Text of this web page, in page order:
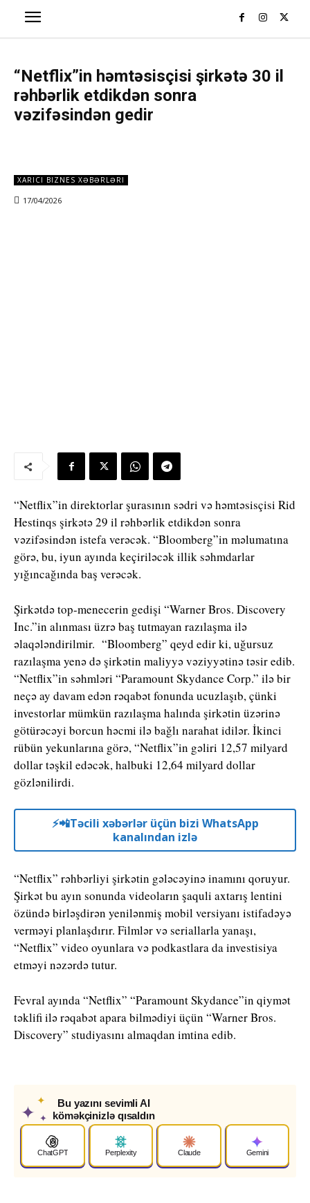
“Netflix”in həmtəsisçisi şirkətə 30 il
rəhbərlik etdikdən sonra
vəzifəsindən gedir
XARICI BIZNES XƏBƏRLƏRI
17/04/2026
“Netflix”in direktorlar şurasının sədri və həmtəsisçisi Rid
Hestinqs şirkətə 29 il rəhbərlik etdikdən sonra
vəzifəsindən istefa verəcək. “Bloomberg”in məlumatına
görə, bu, iyun ayında keçiriləcək illik səhmdarlar
yığıncağında baş verəcək.
Şirkətdə top-menecerin gedişi “Warner Bros. Discovery
Inc.”in alınması üzrə baş tutmayan razılaşma ilə
əlaqələndirilmir. “Bloomberg” qeyd edir ki, uğursuz
razılaşma yenə də şirkətin maliyyə vəziyyətinə təsir edib.
“Netflix”in səhmləri “Paramount Skydance Corp.” ilə bir
neçə ay davam edən rəqabət fonunda ucuzlaşıb, çünki
investorlar mümkün razılaşma halında şirkətin üzərinə
götürəcəyi borcun həcmi ilə bağlı narahat idilər. İkinci
rübün yekunlarına görə, “Netflix”in gəliri 12,57 milyard
dollar təşkil edəcək, halbuki 12,64 milyard dollar
gözlənilirdi.
⚡️📲Təcili xəbərlər üçün bizi WhatsApp
kanalından izlə
“Netflix” rəhbərliyi şirkətin gələcəyinə inamını qoruyur.
Şirkət bu ayın sonunda videoların şaquli axtarış lentini
özündə birləşdirən yenilənmiş mobil versiyanı istifadəyə
verməyi planlaşdırır. Filmlər və seriallarla yanaşı,
“Netflix” video oyunlara və podkastlara da investisiya
etməyi nəzərdə tutur.
Fevral ayında “Netflix” “Paramount Skydance”in qiymət
təklifi ilə rəqabət apara bilmədiyi üçün “Warner Bros.
Discovery” studiyasını almaqdan imtina edib.
✦
✦
✦
Bu yazını sevimli AI
köməkçinizlə qısaldın
ChatGPT Perplexity Claude Gemini